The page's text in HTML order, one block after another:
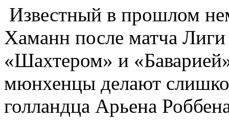
Известный в прошлом
Хаманн после матча
«Шахтером» и
мюнхенцы делают
голландца Арьена